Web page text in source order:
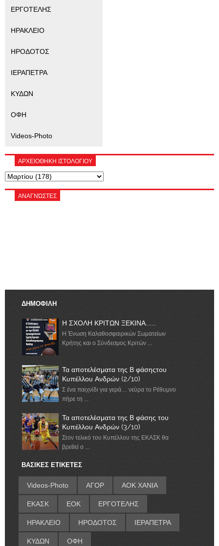
ΕΡΓΟΤΕΛΗΣ
ΗΡΑΚΛΕΙΟ
ΗΡΟΔΟΤΟΣ
ΙΕΡΑΠΕΤΡΑ
ΚΥΔΩΝ
ΟΦΗ
Videos-Photo
ΑΡΧΕΙΟΘΗΚΗ ΙΣΤΟΛΟΓΙΟΥ
ΑΝΑΓΝΏΣΤΕΣ
ΔΗΜΟΦΙΛΗ
Η ΣΧΟΛΗ ΚΡΙΤΩΝ ΞΕΚΙΝΑ.......
Η Ένωση Καλαθοσφαιρικών Σωματείων
Κρήτης και ο Σύνδεσμος Κριτών ...
Τα αποτελέσματα της Β φάσηςτου
Κυπέλλου Ανδρών (2/10)
Σ ένα παιχνίδι για γερά… νεύρα το Ρέθυμνο
πήρε τη ...
Τα αποτελέσματα της Β φάσης του
Κυπέλλου Ανδρών (3/10)
Στον τελικό του Κυπέλλου της ΕΚΑΣΚ θα
βρεθεί ο ...
ΒΑΣΙΚΕΣ ΕΤΙΚΕΤΕΣ
Videos-Photo ΑΓΟΡ ΑΟΚ ΧΑΝΙΑ
ΕΚΑΣΚ ΕΟΚ ΕΡΓΟΤΕΛΗΣ
ΗΡΑΚΛΕΙΟ ΗΡΟΔΟΤΟΣ ΙΕΡΑΠΕΤΡΑ
ΚΥΔΩΝ ΟΦΗ